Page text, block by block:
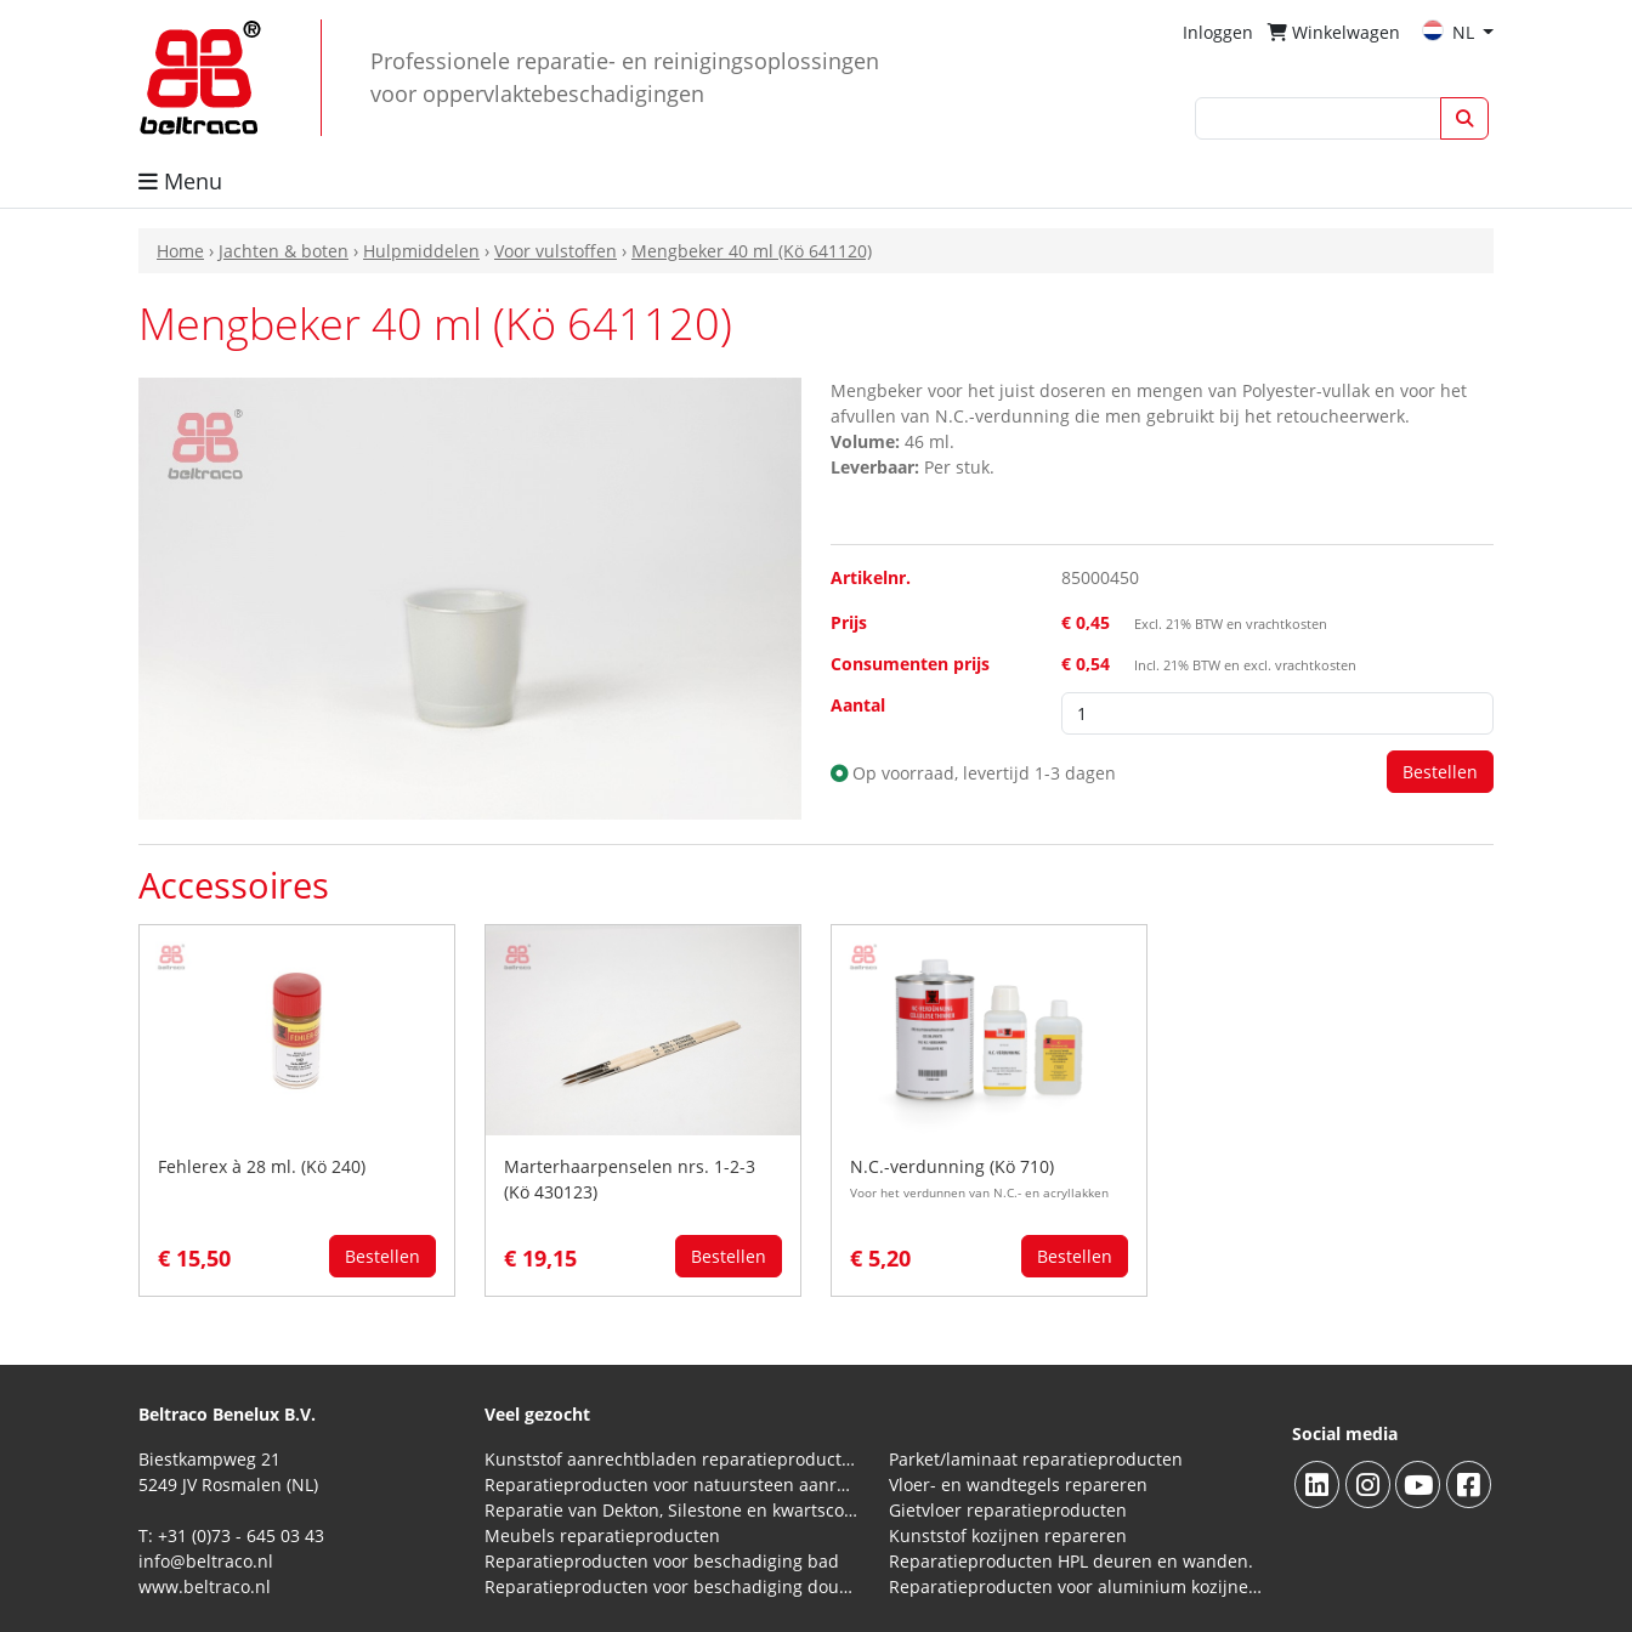
Professionele reparatie- en reinigingsoplossingen
voor oppervlaktebeschadigingen
Inloggen Winkelwagen NL
Menu
Home › Jachten & boten › Hulpmiddelen › Voor vulstoffen › Mengbeker 40 ml (Kö 641120)
Mengbeker 40 ml (Kö 641120)
Mengbeker voor het juist doseren en mengen van Polyester-vullak en voor het
afvullen van N.C.-verdunning die men gebruikt bij het retoucheerwerk.
Volume: 46 ml.
Leverbaar: Per stuk.
Artikelnr.
85000450
Prijs
€ 0,45 Excl. 21% BTW en vrachtkosten
Consumenten prijs € 0,54 Incl. 21% BTW en excl. vrachtkosten
Aantal
Op voorraad, levertijd 1-3 dagen
Accessoires
Fehlerex à 28 ml. (Kö 240)
€ 15,50 Bestellen
Marterhaarpenselen nrs. 1-2-3
(Kö 430123)
€ 19,15 Bestellen
N.C.-verdunning (Kö 710)
Voor het verdunnen van N.C.- en acryllakken
€ 5,20 Bestellen
Beltraco Benelux B.V.
Biestkampweg 21
5249 JV Rosmalen (NL)
T: +31 (0)73 - 645 03 43
info@beltraco.nl
www.beltraco.nl
Veel gezocht
Kunststof aanrechtbladen reparatieproducten (HPL en Volkern)
Reparatieproducten voor natuursteen aanrechtblad
Reparatie van Dekton, Silestone en kwartscomposiet aanrechtbladen
Meubels reparatieproducten
Reparatieproducten voor beschadiging bad
Reparatieproducten voor beschadiging douchebak
Parket/laminaat reparatieproducten
Vloer- en wandtegels repareren
Gietvloer reparatieproducten
Kunststof kozijnen repareren
Reparatieproducten HPL deuren en wanden.
Reparatieproducten voor aluminium kozijnen, profielen
Social media